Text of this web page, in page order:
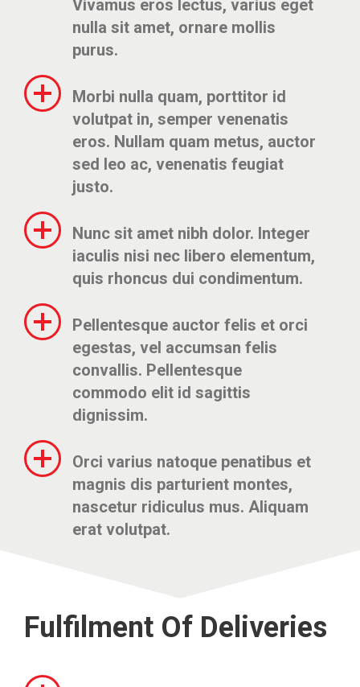
Vivamus eros lectus, varius eget
nulla sit amet, ornare mollis
purus.
Morbi nulla quam, porttitor id
volutpat in, semper venenatis
eros. Nullam quam metus, auctor
sed leo ac, venenatis feugiat
justo.
Nunc sit amet nibh dolor. Integer
iaculis nisi nec libero elementum,
quis rhoncus dui condimentum.
Pellentesque auctor felis et orci
egestas, vel accumsan felis
convallis. Pellentesque
commodo elit id sagittis
dignissim.
Orci varius natoque penatibus et
magnis dis parturient montes,
nascetur ridiculus mus. Aliquam
erat volutpat.
Fulfilment Of Deliveries